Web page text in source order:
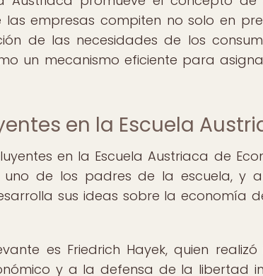
empresas compiten no solo en
de las necesidades de los
un mecanismo eficiente para
en la Escuela
en la Escuela Austriaca de
uno de los padres de la escuela, y
sus ideas sobre la economía
es Friedrich Hayek, quien
y a la defensa de la libertad